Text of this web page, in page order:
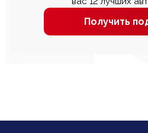
Получить